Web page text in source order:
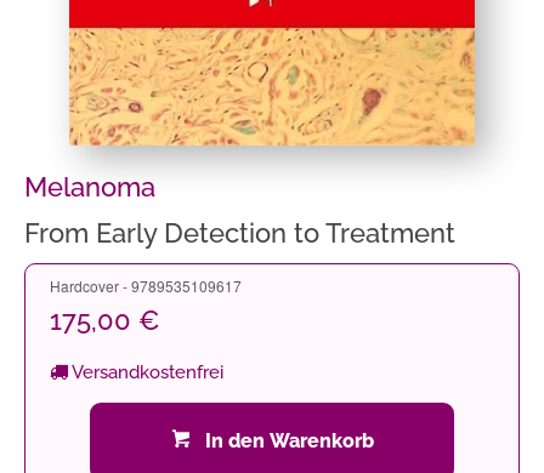
Melanoma
From Early Detection to Treatment
Hardcover - 9789535109617
175,00 €
Versandkostenfrei
In den Warenkorb